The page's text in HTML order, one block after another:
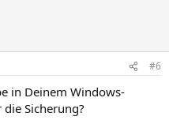
#6
in Deinem Windows-
Sicherung?